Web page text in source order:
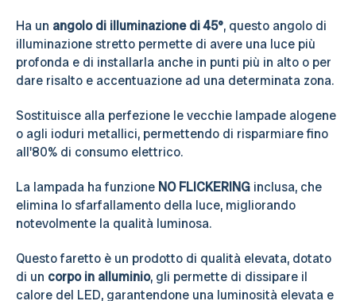
Ha un angolo di illuminazione di 45°, questo angolo di
illuminazione stretto permette di avere una luce più
profonda e di installarla anche in punti più in alto o per
dare risalto e accentuazione ad una determinata zona.
Sostituisce alla perfezione le vecchie lampade alogene
o agli ioduri metallici, permettendo di risparmiare fino
all'80% di consumo elettrico.
La lampada ha funzione NO FLICKERING inclusa, che
elimina lo sfarfallamento della luce, migliorando
notevolmente la qualità luminosa.
Questo faretto è un prodotto di qualità elevata, dotato
di un corpo in alluminio, gli permette di dissipare il
calore del LED, garantendone una luminosità elevata e